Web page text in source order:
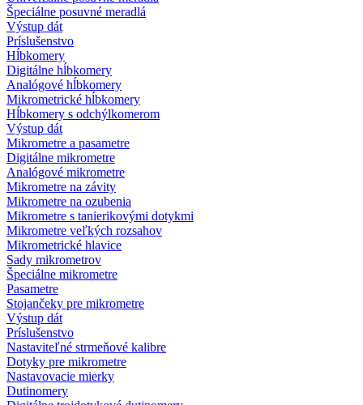
Špeciálne posuvné meradlá
Výstup dát
Príslušenstvo
Hĺbkomery
Digitálne hĺbkomery
Analógové hĺbkomery
Mikrometrické hĺbkomery
Hĺbkomery s odchýlkomerom
Výstup dát
Mikrometre a pasametre
Digitálne mikrometre
Analógové mikrometre
Mikrometre na závity
Mikrometre na ozubenia
Mikrometre s tanierikovými dotykmi
Mikrometre veľkých rozsahov
Mikrometrické hlavice
Sady mikrometrov
Špeciálne mikrometre
Pasametre
Stojančeky pre mikrometre
Výstup dát
Príslušenstvo
Nastaviteľné strmeňové kalibre
Dotyky pre mikrometre
Nastavovacie mierky
Dutinomery